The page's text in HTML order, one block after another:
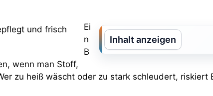
Inhalt anzeigen
Ei
n
B
wenn man Stoff,
zu heiß wäscht oder zu stark schleudert, riskiert